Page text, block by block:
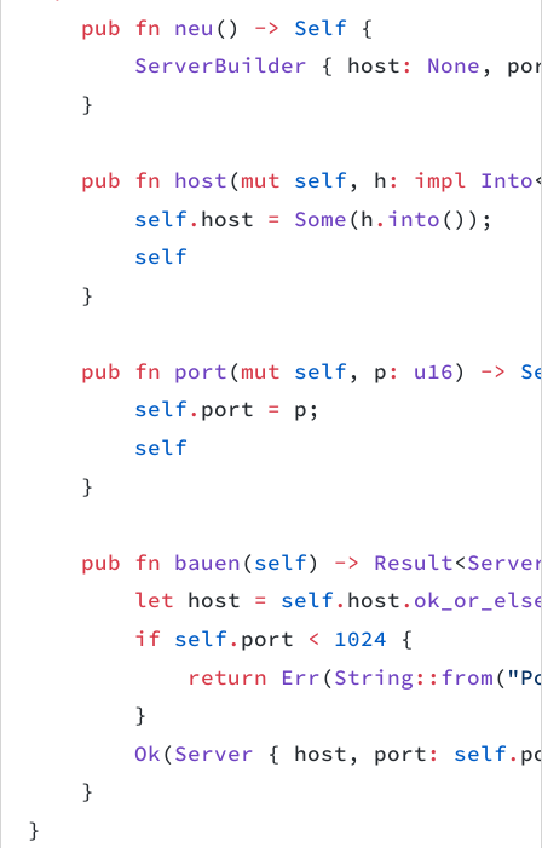
    pub
fn neu () -> Self {
        ServerBuilder
{ host: None,
    }
    pub
fn host(mut self, h: impl Into
        self
. host = Some(h. into());
        self
    }
    pub
fn port(mut self, p: u16) ->
        self
. port = p;
        self
    }
    pub
fn bauen(self) -> Result<
        let
host = self. host.
        if
self. port < 1024 {
            return
Err(String:: from(
        }
        Ok
(Server { host, port: self.
    }
}